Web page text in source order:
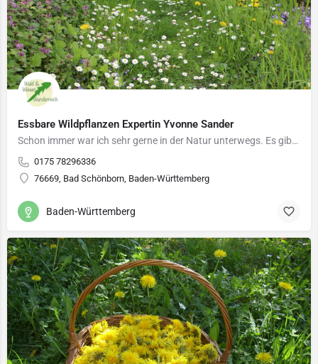
Essbare Wildpflanzen Expertin Yvonne Sander
Schon immer war ich sehr gerne in der Natur unterwegs. Es gibt so viel zu entdecken! Seit einigen Jahren…
0175 78296336
76669, Bad Schönborn, Baden-Württemberg
Baden-Württemberg